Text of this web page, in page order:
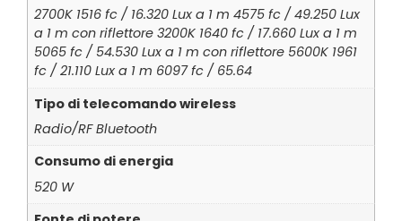
2700K 1516 fc / 16.320 Lux a 1 m 4575 fc / 49.250 Lux
a 1 m con riflettore 3200K 1640 fc / 17.660 Lux a 1 m
5065 fc / 54.530 Lux a 1 m con riflettore 5600K 1961
fc / 21.110 Lux a 1 m 6097 fc / 65.64
Tipo di telecomando wireless
Radio/RF Bluetooth
Consumo di energia
520 W